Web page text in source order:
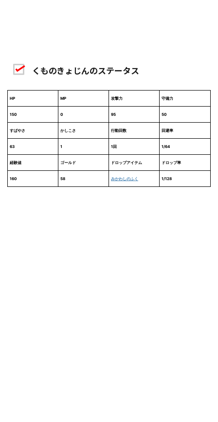
くものきょじんのステータス
HP MP 攻撃力 守備力
150 0 95 50
すばやさ かしこさ 行動回数 回避率
63 1 1回 1/64
経験値 ゴールド ドロップアイテム ドロップ率
160 58 みかわしのふく 1/128